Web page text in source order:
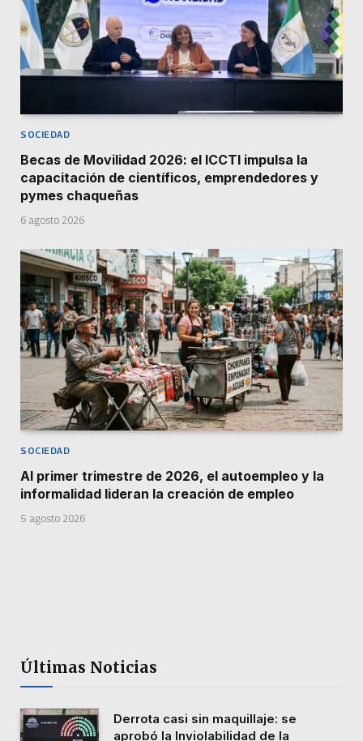
SOCIEDAD
Becas de Movilidad 2026: el ICCTI impulsa la
capacitación de científicos, emprendedores y
pymes chaqueñas
6 agosto 2026
SOCIEDAD
Al primer trimestre de 2026, el autoempleo y la
informalidad lideran la creación de empleo
5 agosto 2026
Últimas Noticias
Derrota casi sin maquillaje: se
aprobó la Inviolabilidad de la